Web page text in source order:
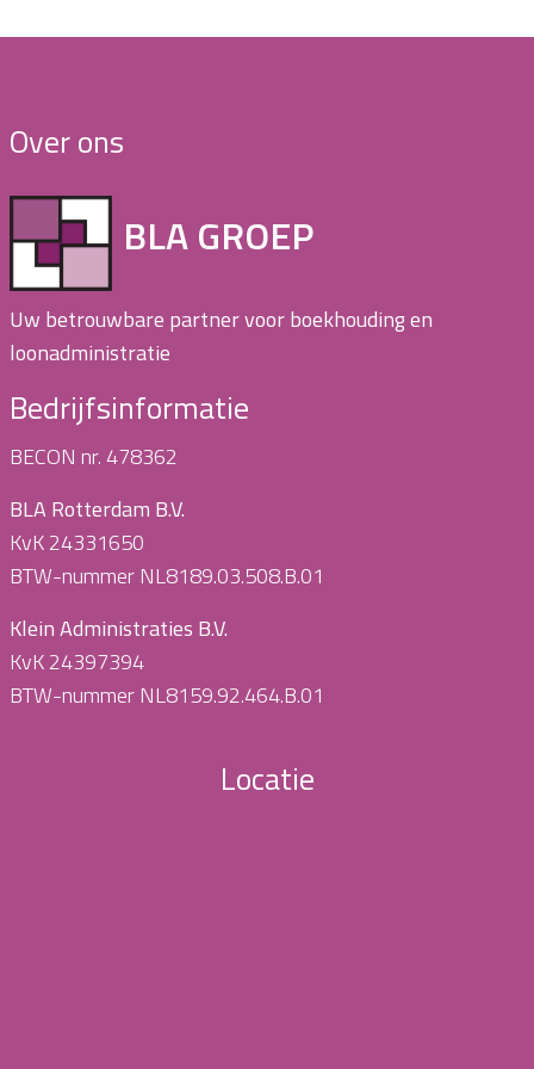
Over ons
BLA GROEP
Uw betrouwbare partner voor boekhouding en
loonadministratie
Bedrijfsinformatie
BECON nr. 478362
BLA Rotterdam B.V.
KvK 24331650
BTW-nummer NL8189.03.508.B.01
Klein Administraties B.V.
KvK 24397394
BTW-nummer NL8159.92.464.B.01
Locatie